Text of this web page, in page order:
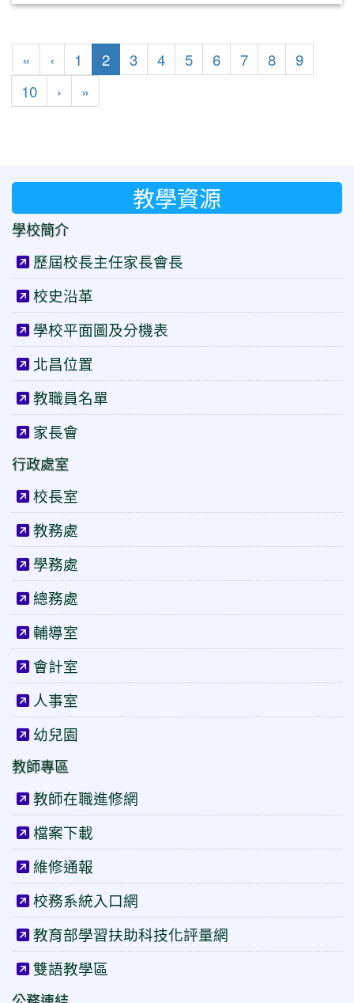
« 第一頁
‹ 上一頁
1 2(目前頁次)
3 4 5 6 7 8
9
10
› 下一頁
»
教學資源
學校簡介
歷屆校長主任家長會長
校史沿革
學校平面圖及分機表
北昌位置
教職員名單
家長會
行政處室
校長室
教務處
學務處
總務處
輔導室
會計室
人事室
幼兒園
教師專區
教師在職進修網
檔案下載
維修通報
校務系統入口網
教育部學習扶助科技化評量網
雙語教學區